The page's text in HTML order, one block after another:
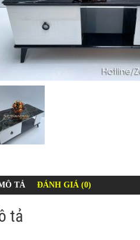
TẢ ĐÁNH GIÁ (0)
tả